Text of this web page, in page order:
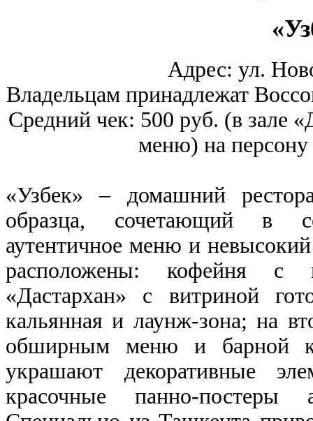
Адрес: ул.
Владельцам принадлежат
Средний чек: 500 руб. (в зале
меню) на персону
«Узбек» – домашний
образца, сочетающий в
аутентичное меню и
расположены: кофейня с
«Дастархан» с витриной
кальянная и лаунж-зона; на
обширным меню и барной
украшают декоративные
красочные панно-постеры